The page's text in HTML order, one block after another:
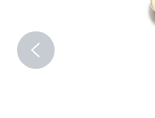
Previous